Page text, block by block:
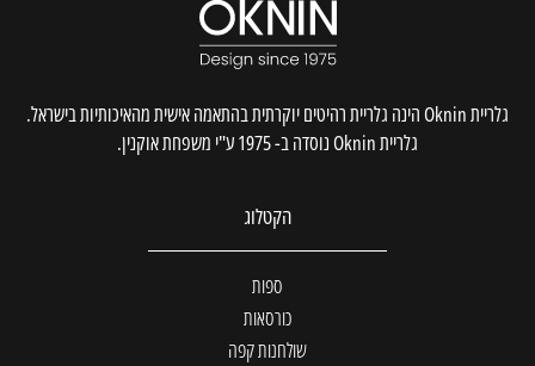
גלריית Oknin הינה גלריית רהיטים יוקרתית בהתאמה אישית מהאיכותיות בישראל.
גלריית Oknin נוסדה ב- 1975 ע"י משפחת אוקנין.
הקטלוג
ספות
כורסאות
שולחנות קפה